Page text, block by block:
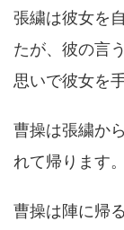
張繍は彼女を
たが、彼の言
思いで彼女を
曹操は張繍か
れて帰ります。
曹操は陣に帰